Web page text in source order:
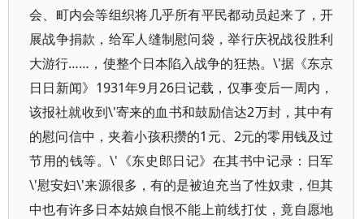
会、町内会等组织将几乎所有平民都动员起来了，开
展战争捐款，给军人缝制慰问袋，举行庆祝战役胜利
大游行……，使整个日本陷入战争的狂热。\'据《东京
日日新闻》1931年9月26日记载，仅事变后一周内，
该报社就收到\'寄来的血书和鼓励信达2万封，其中有
的慰问信中，夹着小孩积攒的1元、2元的零用钱及过
节用的钱等。\'《东史郎日记》在其书中记录：日军
\'慰安妇\'来源很多，有的是被迫充当了性奴隶，但其
中也有许多日本姑娘自恨不能上前线打仗，竟自愿地